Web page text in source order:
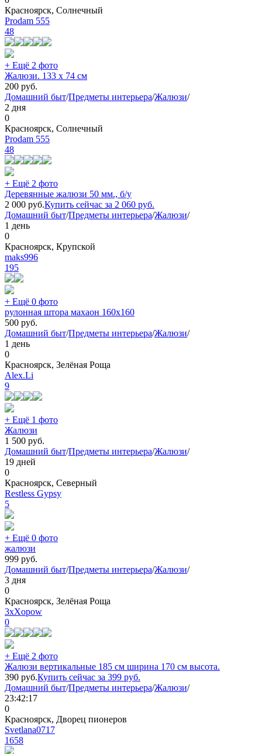
Красноярск, Солнечный
Prodam 555
48
+ Ещё 2 фото
Жалюзи. 133 х 74 см
200 руб.
Домашний быт/Предметы интерьера/Жалюзи/
2 дня
0
Красноярск, Солнечный
Prodam 555
48
+ Ещё 2 фото
Деревянные жалюзи 50 мм., б/у
2 000 руб.Купить сейчас за 2 060 руб.
Домашний быт/Предметы интерьера/Жалюзи/
1 день
0
Красноярск, Крупской
maks996
195
+ Ещё 0 фото
рулонная штора махаон 160x160
500 руб.
Домашний быт/Предметы интерьера/Жалюзи/
1 день
0
Красноярск, Зелёная Роща
Alex.Li
9
+ Ещё 1 фото
Жалюзи
1 500 руб.
Домашний быт/Предметы интерьера/Жалюзи/
19 дней
0
Красноярск, Северный
Restless Gypsy
5
+ Ещё 0 фото
жалюзи
999 руб.
Домашний быт/Предметы интерьера/Жалюзи/
3 дня
0
Красноярск, Зелёная Роща
3xXopow
0
+ Ещё 2 фото
Жалюзи вертикальные 185 см ширина 170 см высота.
390 руб.Купить сейчас за 399 руб.
Домашний быт/Предметы интерьера/Жалюзи/
23:42:17
0
Красноярск, Дворец пионеров
Svetlana0717
1658